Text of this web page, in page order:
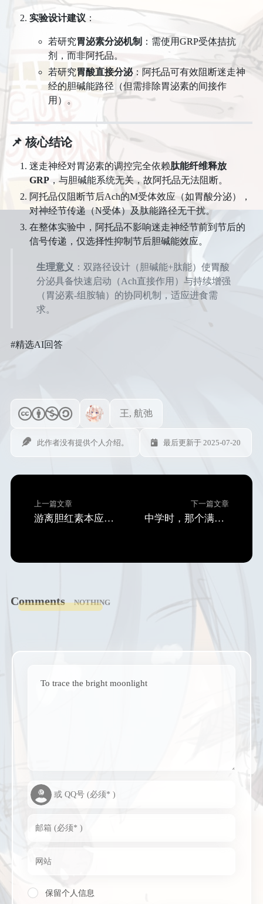
实验设计建议 ​：
若研究胃泌素分泌机制 ​：需使用GRP受体拮抗
剂，而非阿托品。
若研究胃酸直接分泌​：阿托品可有效阻断迷走神
经的胆碱能路径（但需排除胃泌素的间接作
用）。
📌 核心结论
迷走神经对胃泌素的调控完全依赖肽能纤维释放
GRP，与胆碱能系统无关，故阿托品无法阻断。
阿托品仅阻断节后Ach的M受体效应（如胃酸分泌），
对神经节传递（N受体）及肽能路径无干扰。
在整体实验中，阿托品不影响迷走神经节前到节后的
信号传递，仅选择性抑制节后胆碱能效应。
生理意义 ​：双路径设计（胆碱能+肽能）使胃酸
分泌具备快速启动（Ach直接作用）与持续增强
（胃泌素-组胺轴）的协同机制，适应进食需
求。
#精选AI回答
王, 航弛
此作者没有提供个人介绍。 最后更新于 2025-07-20
上一篇文章
游离胆红素本应与血浆蛋白结合并被肝脏转化，为何却在胆管中与钙结合形成结石？
下一篇文章
中学时，那个满腹经纶的同学(搬运)
Comments NOTHING
To trace the bright moonlight
保留个人信息